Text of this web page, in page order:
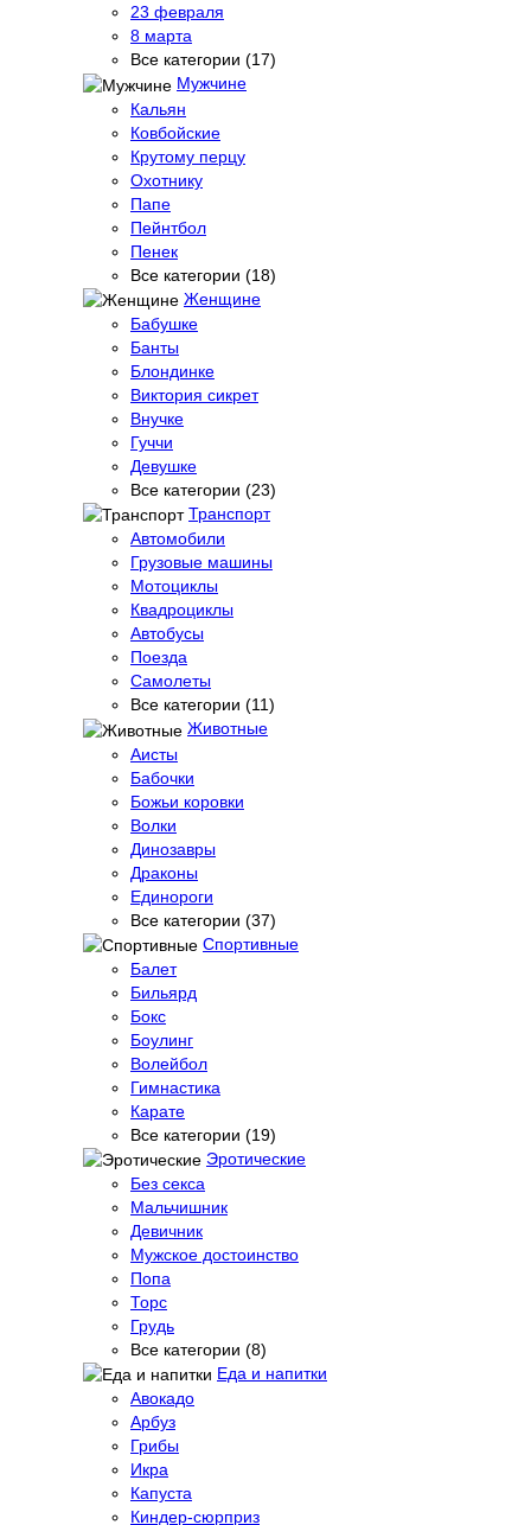
23 февраля
8 марта
Все категории (17)
Мужчине
Кальян
Ковбойские
Крутому перцу
Охотнику
Папе
Пейнтбол
Пенек
Все категории (18)
Женщине
Бабушке
Банты
Блондинке
Виктория сикрет
Внучке
Гуччи
Девушке
Все категории (23)
Транспорт
Автомобили
Грузовые машины
Мотоциклы
Квадроциклы
Автобусы
Поезда
Самолеты
Все категории (11)
Животные
Аисты
Бабочки
Божьи коровки
Волки
Динозавры
Драконы
Единороги
Все категории (37)
Спортивные
Балет
Бильярд
Бокс
Боулинг
Волейбол
Гимнастика
Карате
Все категории (19)
Эротические
Без секса
Мальчишник
Девичник
Мужское достоинство
Попа
Торс
Грудь
Все категории (8)
Еда и напитки
Авокадо
Арбуз
Грибы
Икра
Капуста
Киндер-сюрприз